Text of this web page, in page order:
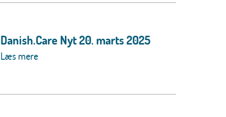
Danish.Care Nyt 20. marts 2025
Læs mere